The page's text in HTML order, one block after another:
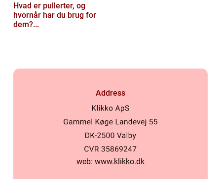
Hvad er pullerter, og
hvornår har du brug for
dem?...
Address
web: www.klikko.dk